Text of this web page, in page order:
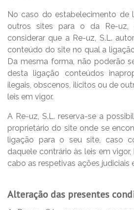
No caso do estabelecimento de
outros sites para o da Re-uz,
considerar que a Re-uz, S.L.
conteúdo do site no qual a
Da mesma forma, não poderão
desta ligação conteúdos
ilegais, obscenos, ilícitos ou de
leis em vigor.
A Re-uz, S.L. reserva-se a
proprietário do site onde se
ligação para o seu site, caso
daquele contrário às leis em
cabo as respetivas ações judiciais
Alteração das presentes